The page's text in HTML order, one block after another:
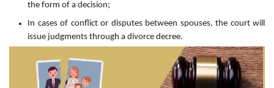
the form of a decision;
In cases of conflict or disputes between spouses, the court will
issue judgments through a divorce decree.